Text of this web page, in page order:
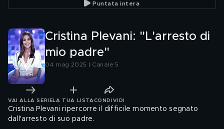
Puntata intera
Cristina Plevani: "L'arresto di
mio padre"
04 mag 2025 | Canale 5
VAI ALLA SERIE LA TUA LISTA CONDIVIDI
Cristina Plevani ripercorre il difficile momento segnato
dall'arresto di suo padre.